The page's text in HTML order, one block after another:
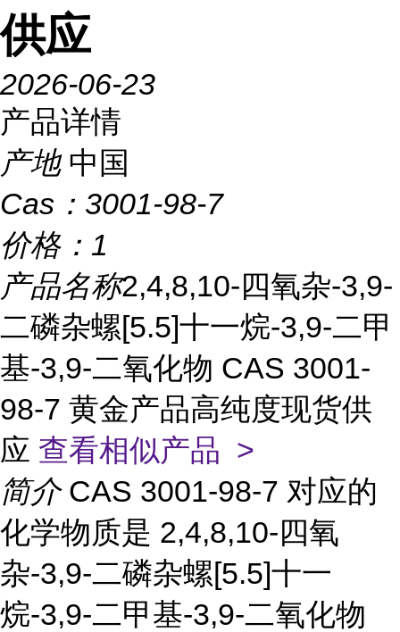
供应
2026-06-23
产品详情
产地 中国
Cas： 3001-98-7
价格： 1
产品名称2,4,8,10-四氧杂-3,9-
二磷杂螺[5.5]十一烷-3,9-二甲
基-3,9-二氧化物 CAS 3001-
98-7 黄金产品高纯度现货供
应 查看相似产品 >
简介 CAS 3001-98-7 对应的
化学物质是 2,4,8,10-四氧
杂-3,9-二磷杂螺[5.5]十一
烷-3,9-二甲基-3,9-二氧化物